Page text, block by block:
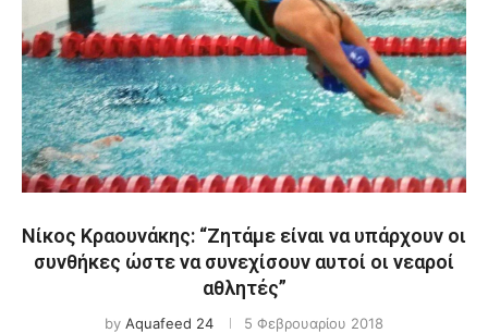
Νίκος Κραουνάκης: “Zητάμε είναι να υπάρχουν οι
συνθήκες ώστε να συνεχίσουν αυτοί οι νεαροί
αθλητές”
by Aquafeed 24 5 Φεβρουαρίου 2018